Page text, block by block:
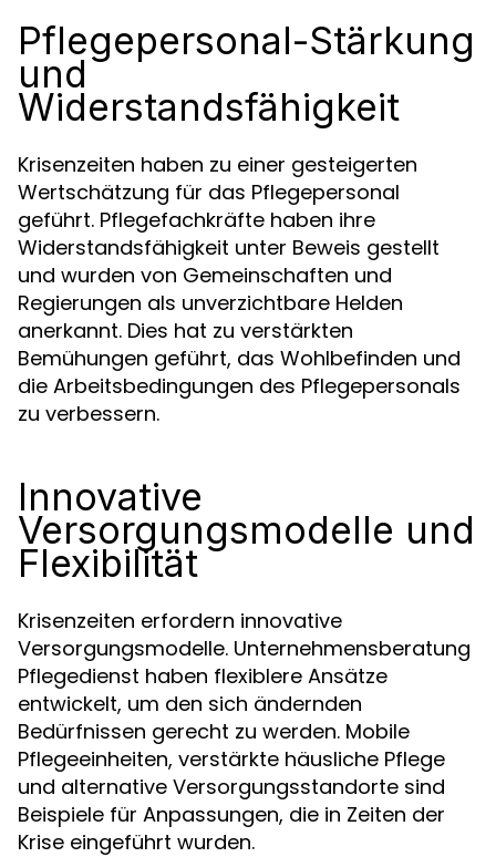
Pflegepersonal-Stärkung
und
Widerstandsfähigkeit
Krisenzeiten haben zu einer gesteigerten
Wertschätzung für das Pflegepersonal
geführt. Pflegefachkräfte haben ihre
Widerstandsfähigkeit unter Beweis gestellt
und wurden von Gemeinschaften und
Regierungen als unverzichtbare Helden
anerkannt. Dies hat zu verstärkten
Bemühungen geführt, das Wohlbefinden und
die Arbeitsbedingungen des Pflegepersonals
zu verbessern.
Innovative
Versorgungsmodelle und
Flexibilität
Krisenzeiten erfordern innovative
Versorgungsmodelle. Unternehmensberatung
Pflegedienst haben flexiblere Ansätze
entwickelt, um den sich ändernden
Bedürfnissen gerecht zu werden. Mobile
Pflegeeinheiten, verstärkte häusliche Pflege
und alternative Versorgungsstandorte sind
Beispiele für Anpassungen, die in Zeiten der
Krise eingeführt wurden.